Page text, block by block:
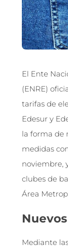
El Ente
(ENRE)
tarifas de
Edesur y
la forma de
medidas
noviembre,
clubes de
Área
Mediante